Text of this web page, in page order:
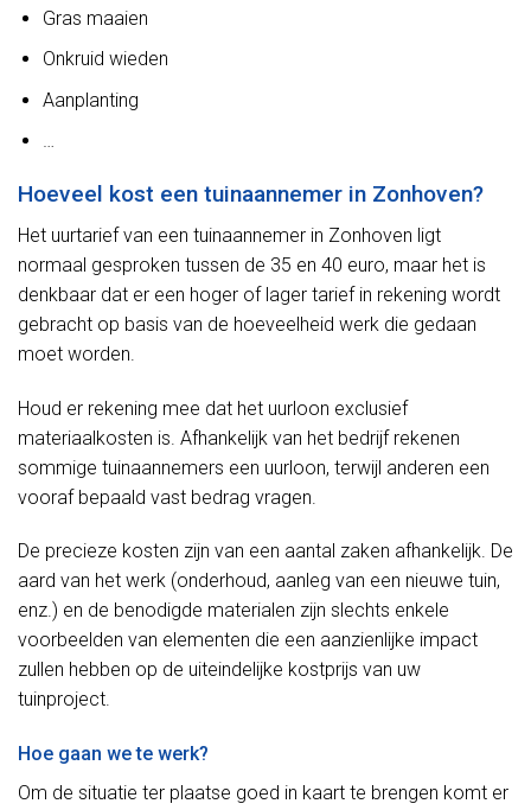
Gras maaien
Onkruid wieden
Aanplanting
…
Hoeveel kost een tuinaannemer in Zonhoven?
Het uurtarief van een tuinaannemer in Zonhoven ligt
normaal gesproken tussen de 35 en 40 euro, maar het is
denkbaar dat er een hoger of lager tarief in rekening wordt
gebracht op basis van de hoeveelheid werk die gedaan
moet worden.
Houd er rekening mee dat het uurloon exclusief
materiaalkosten is. Afhankelijk van het bedrijf rekenen
sommige tuinaannemers een uurloon, terwijl anderen een
vooraf bepaald vast bedrag vragen.
De precieze kosten zijn van een aantal zaken afhankelijk. De
aard van het werk (onderhoud, aanleg van een nieuwe tuin,
enz.) en de benodigde materialen zijn slechts enkele
voorbeelden van elementen die een aanzienlijke impact
zullen hebben op de uiteindelijke kostprijs van uw
tuinproject.
Hoe gaan we te werk?
Om de situatie ter plaatse goed in kaart te brengen komt er